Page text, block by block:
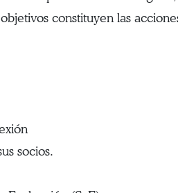
constituyen las
socios.